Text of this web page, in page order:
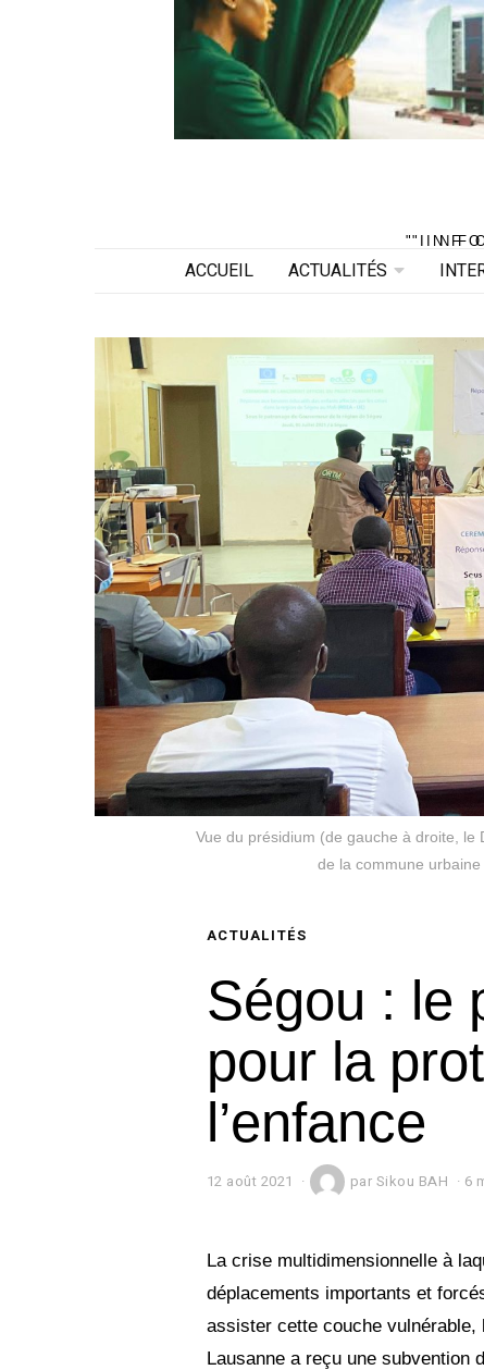
ACCUEIL ACTUALITÉS
Vue du présidium (de gauche à droite, le
de la commune
ACTUALITÉS
Ségou : le
pour la
l’enfance
12 août 2021
û
2
0
2
1
par Sikou BAH 6
La crise multidimensionnelle à
déplacements importants et
assister cette couche vulnérable,
Lausanne a reçu une subvention